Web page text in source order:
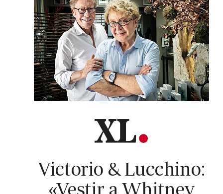
Victorio & Lucchino: